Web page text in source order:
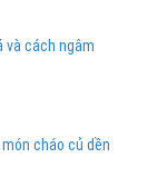
và cách ngâm
cháo củ dền